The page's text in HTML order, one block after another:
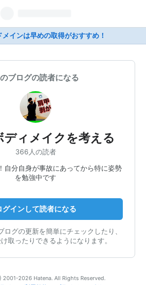
メインは早めの取得がおすすめ！
ブログの読者になる
ディメイクを考える
366人の読者
自分自身が事故にあってから特に姿勢
を勉強中です
グインして読者になる
ログの更新を簡単にチェックしたり、
取ったりできるようになります。
2001-2026 Hatena. All Rights Reserved.